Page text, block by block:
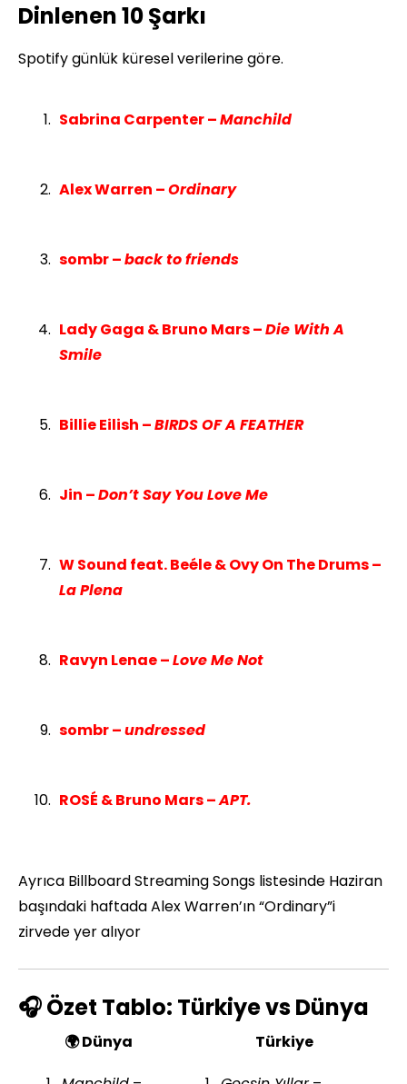
Dinlenen 10 Şarkı
Spotify günlük küresel verilerine göre.
Sabrina Carpenter –Manchild
Alex Warren –Ordinary
sombr –back to friends
Lady Gaga & Bruno Mars –Die With A
Smile
Billie Eilish –BIRDS OF A FEATHER
Jin –Don’t Say You Love Me
W Sound feat. Beéle & Ovy On The Drums –
La Plena
Ravyn Lenae –Love Me Not
sombr –undressed
ROSÉ & Bruno Mars –APT.
Ayrıca Billboard Streaming Songs listesinde Haziran
başındaki haftada Alex Warren’ın “Ordinary”i
zirvede yer alıyor
🎧 Özet Tablo: Türkiye vs Dünya
🌍 Dünya
Türkiye